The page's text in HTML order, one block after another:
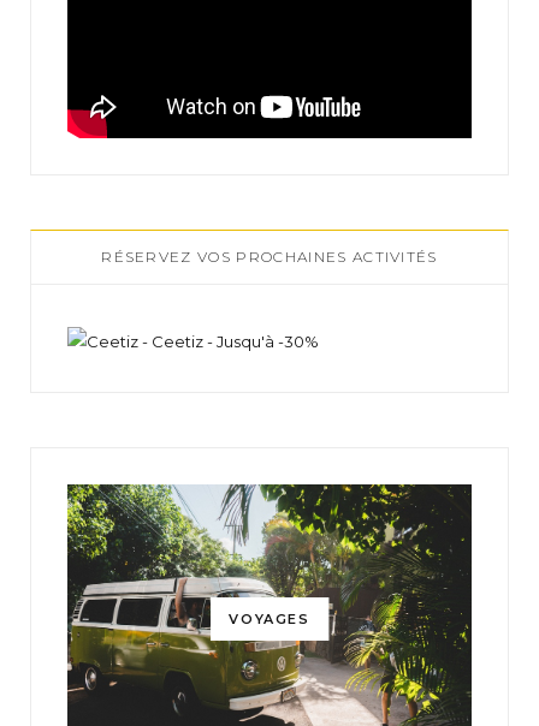
RÉSERVEZ VOS PROCHAINES ACTIVITÉS
VOYAGES